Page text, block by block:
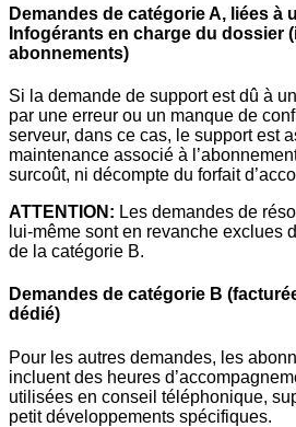
Demandes de catégorie A, liées à
Infogérants en charge du dossier
abonnements)
Si la demande de support est dû à
par une erreur ou un manque de
serveur, dans ce cas, le support est
maintenance associé à
surcoût, ni décompte du forfait
ATTENTION: Les demandes de
lui-même sont en revanche exclues
de la catégorie B.
Demandes de catégorie B
dédié)
Pour les autres demandes, les
incluent des heures
utilisées en conseil téléphonique,
petit développements spécifiques.